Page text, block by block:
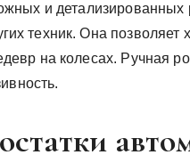
и детализированных
техник. Она позволяет
на колесах. Ручная